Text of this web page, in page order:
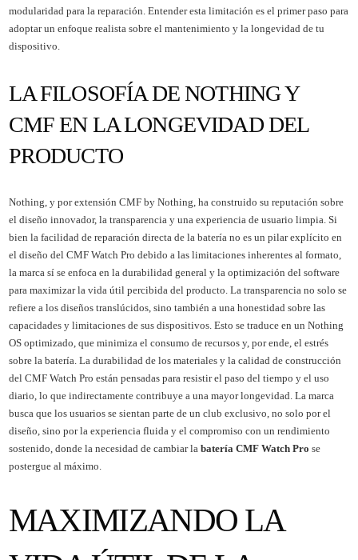
modularidad para la reparación. Entender esta limitación es el primer paso para
adoptar un enfoque realista sobre el mantenimiento y la longevidad de tu
dispositivo.
LA FILOSOFÍA DE NOTHING Y
CMF EN LA LONGEVIDAD DEL
PRODUCTO
Nothing, y por extensión CMF by Nothing, ha construido su reputación sobre
el diseño innovador, la transparencia y una experiencia de usuario limpia. Si
bien la facilidad de reparación directa de la batería no es un pilar explícito en
el diseño del CMF Watch Pro debido a las limitaciones inherentes al formato,
la marca sí se enfoca en la durabilidad general y la optimización del software
para maximizar la vida útil percibida del producto. La transparencia no solo se
refiere a los diseños translúcidos, sino también a una honestidad sobre las
capacidades y limitaciones de sus dispositivos. Esto se traduce en un Nothing
OS optimizado, que minimiza el consumo de recursos y, por ende, el estrés
sobre la batería. La durabilidad de los materiales y la calidad de construcción
del CMF Watch Pro están pensadas para resistir el paso del tiempo y el uso
diario, lo que indirectamente contribuye a una mayor longevidad. La marca
busca que los usuarios se sientan parte de un club exclusivo, no solo por el
diseño, sino por la experiencia fluida y el compromiso con un rendimiento
sostenido, donde la necesidad de cambiar la batería CMF Watch Pro se
postergue al máximo.
MAXIMIZANDO LA